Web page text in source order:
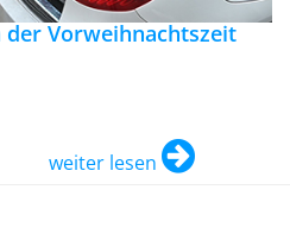
der Vorweihnachtszeit
weiter lesen